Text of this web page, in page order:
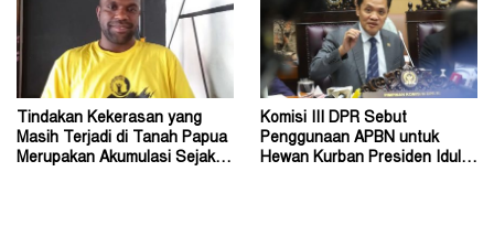
Tindakan Kekerasan yang
Masih Terjadi di Tanah Papua
Merupakan Akumulasi Sejak
Komisi III DPR Sebut
Penggunaan APBN untuk
Hewan Kurban Presiden Idul